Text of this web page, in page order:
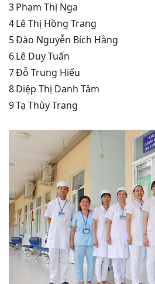
3Phạm Thị Nga
4Lê Thị Hồng Trang
5Đào Nguyễn Bích Hằng
6Lê Duy Tuấn
7Đỗ Trung Hiếu
8Diệp Thị Danh Tâm
9Tạ Thùy Trang